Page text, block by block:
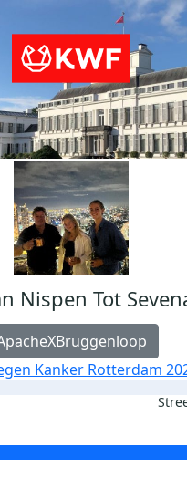
Nispen Tot
Kanker Rotterdam